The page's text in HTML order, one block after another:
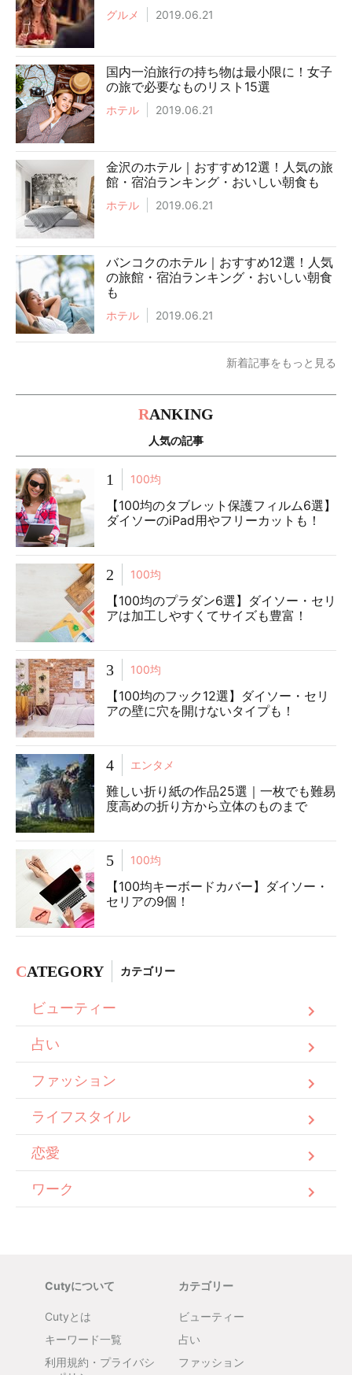
グルメ 2019.06.21
国内一泊旅行の持ち物は最小限に！女子
の旅で必要なものリスト15選
ホテル 2019.06.21
金沢のホテル｜おすすめ12選！人気の旅
館・宿泊ランキング・おいしい朝食も
ホテル 2019.06.21
バンコクのホテル｜おすすめ12選！人気
の旅館・宿泊ランキング・おいしい朝食
も
ホテル 2019.06.21
新着記事をもっと見る
RANKING
人気の記事
1 100均
【100均のタブレット保護フィルム6選】
ダイソーのiPad用やフリーカットも！
2 100均
【100均のプラダン6選】ダイソー・セリ
アは加工しやすくてサイズも豊富！
3 100均
【100均のフック12選】ダイソー・セリ
アの壁に穴を開けないタイプも！
4 エンタメ
難しい折り紙の作品25選｜一枚でも難易
度高めの折り方から立体のものまで
5 100均
【100均キーボードカバー】ダイソー・
セリアの9個！
CATEGORY カテゴリー
ビューティー
占い
ファッション
ライフスタイル
恋愛
ワーク
Cutyについて
Cutyとは
キーワード一覧
利用規約・プライバシ
カテゴリー
ビューティー
占い
ファッション